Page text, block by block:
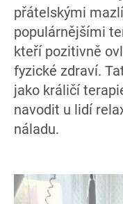
přátelskými
populárnějšími
kteří pozitivně
fyzické zdraví.
jako králičí
navodit u lidí
náladu.